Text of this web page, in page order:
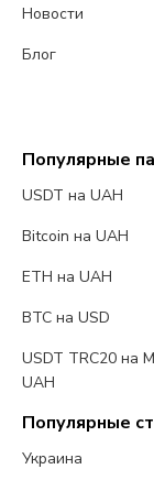
Новости
Блог
Популярные
USDT на UAH
Bitcoin на UAH
ETH на UAH
BTC на USD
USDT TRC20 на
UAH
Популярные
Украина